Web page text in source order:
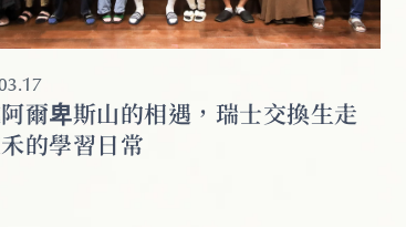
爾卑斯山的相遇，瑞士交換生走
的學習日常